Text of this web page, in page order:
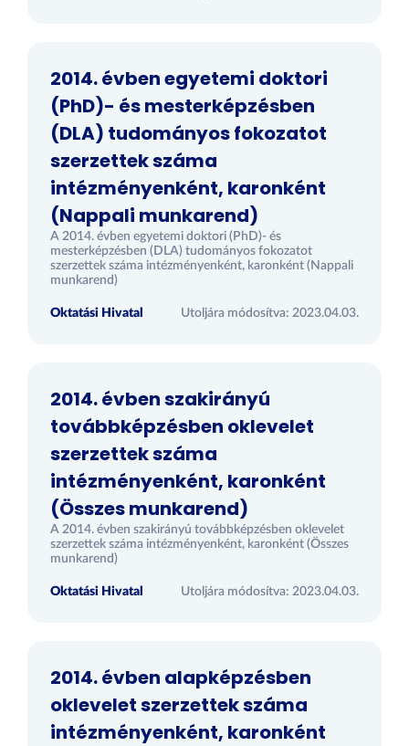
2014. évben egyetemi doktori
(PhD)- és mesterképzésben
(DLA) tudományos fokozatot
szerzettek száma
intézményenként, karonként
(Nappali munkarend)
A 2014. évben egyetemi doktori (PhD)- és
mesterképzésben (DLA) tudományos fokozatot
szerzettek száma intézményenként, karonként (Nappali
munkarend)
Oktatási Hivatal Utoljára módosítva: 2023.04.03.
2014. évben szakirányú
továbbképzésben oklevelet
szerzettek száma
intézményenként, karonként
(Összes munkarend)
A 2014. évben szakirányú továbbképzésben oklevelet
szerzettek száma intézményenként, karonként (Összes
munkarend)
Oktatási Hivatal Utoljára módosítva: 2023.04.03.
2014. évben alapképzésben
oklevelet szerzettek száma
intézményenként, karonként